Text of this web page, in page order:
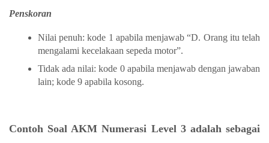
Penskoran
Nilai penuh: kode 1 apabila menjawab “D. Orang itu telah
mengalami kecelakaan sepeda motor”.
Tidak ada nilai: kode 0 apabila menjawab dengan jawaban
lain; kode 9 apabila kosong.
Contoh Soal AKM Numerasi Level 3 adalah sebagai